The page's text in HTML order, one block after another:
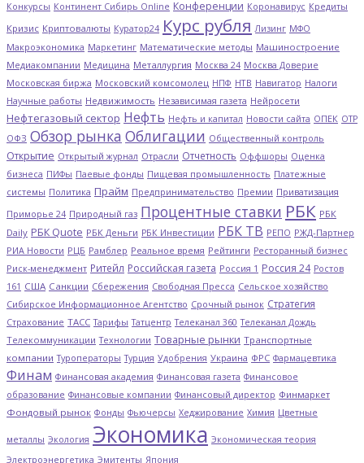
Конкурсы Континент Сибирь Online Конференции Коронавирус Кредиты
Кризис Криптовалюты Куратор24 Курс рубля Лизинг МФО
Макроэкономика Маркетинг Математические методы Машиностроение
Медиакомпании Медицина Металлургия Москва 24 Москва Доверие
Московская биржа Московский комсомолец НПФ НТВ Навигатор Налоги
Научные работы Недвижимость Независимая газета Нейросети
Нефтегазовый сектор Нефть Нефть и капитал Новости сайта ОПЕК ОТР
ОФЗ Обзор рынка Облигации Общественный контроль
Открытие Открытый журнал Отрасли Отчетность Оффшоры Оценка
бизнеса ПИФы Паевые фонды Пищевая промышленность Платежные
системы Политика Прайм Предпринимательство Премии Приватизация
Приморье 24 Природный газ Процентные ставки РБК РБК
Daily РБК Quote РБК Деньги РБК Инвестиции РБК ТВ РЕПО РЖД-Партнер
РИА Новости РЦБ Рамблер Реальное время Рейтинги Ресторанный бизнес
Риск-менеджмент Ритейл Российская газета Россия 1 Россия 24 Ростов
161 США Санкции Сбережения Свободная Пресса Сельское хозяйство
Сибирское Информационное Агентство Срочный рынок Стратегия
Страхование ТАСС Тарифы Татцентр Телеканал 360 Телеканал Дождь
Телекоммуникации Технологии Товарные рынки Транспортные
компании Туроператоры Турция Удобрения Украина ФРС Фармацевтика
Финам Финансовая академия Финансовая газета Финансовое
образование Финансовые компании Финансовый директор Финмаркет
Фондовый рынок Фонды Фьючерсы Хеджирование Химия Цветные
металлы Экология Экономика Экономическая теория
Электроэнергетика Эмитенты Япония